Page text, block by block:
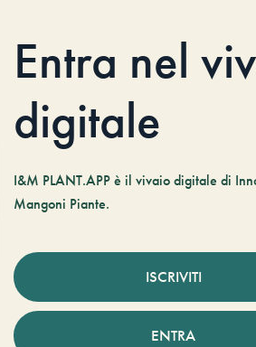
Entra nel
digitale
I&M PLANT.APP è il vivaio digitale di
Mangoni Piante.
ISCRIVITI
ENTRA